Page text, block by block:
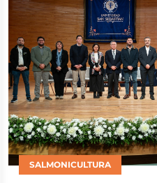
INSTITUCIONES